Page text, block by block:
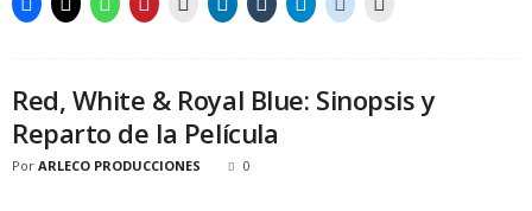
Red, White & Royal Blue: Sinopsis y
Reparto de la Película
Por ARLECO PRODUCCIONES 0